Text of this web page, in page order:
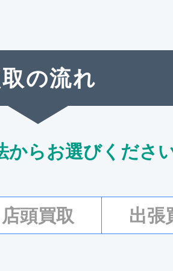
の流れ
からお選びくださ
店頭買取 出張